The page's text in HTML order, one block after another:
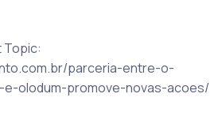
Topic:
parceria-entre-o-
olodum-promove-novas-acoes/